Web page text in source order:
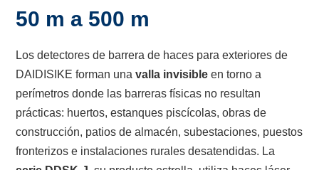
50 m a 500 m
Los detectores de barrera de haces para exteriores de
DAIDISIKE forman una valla invisible en torno a
perímetros donde las barreras físicas no resultan
prácticas: huertos, estanques piscícolas, obras de
construcción, patios de almacén, subestaciones, puestos
fronterizos e instalaciones rurales desatendidas. La